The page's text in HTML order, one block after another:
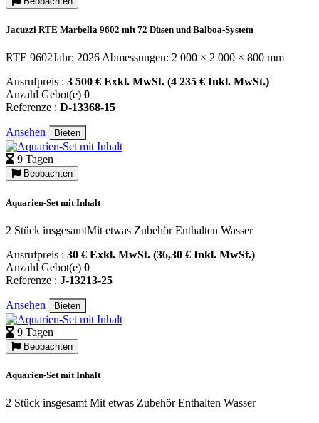
Jacuzzi RTE Marbella 9602 mit 72 Düsen und Balboa-System
RTE 9602Jahr: 2026 Abmessungen: 2 000 × 2 000 × 800 mm
Ausrufpreis : 3 500 € Exkl. MwSt. (4 235 € Inkl. MwSt.)
Anzahl Gebot(e) 0
Referenze : D-13368-15
Ansehen Bieten
9 Tagen
Beobachten
Aquarien-Set mit Inhalt
2 Stück insgesamtMit etwas Zubehör Enthalten Wasser
Ausrufpreis : 30 € Exkl. MwSt. (36,30 € Inkl. MwSt.)
Anzahl Gebot(e) 0
Referenze : J-13213-25
Ansehen Bieten
9 Tagen
Beobachten
Aquarien-Set mit Inhalt
2 Stück insgesamt Mit etwas Zubehör Enthalten Wasser